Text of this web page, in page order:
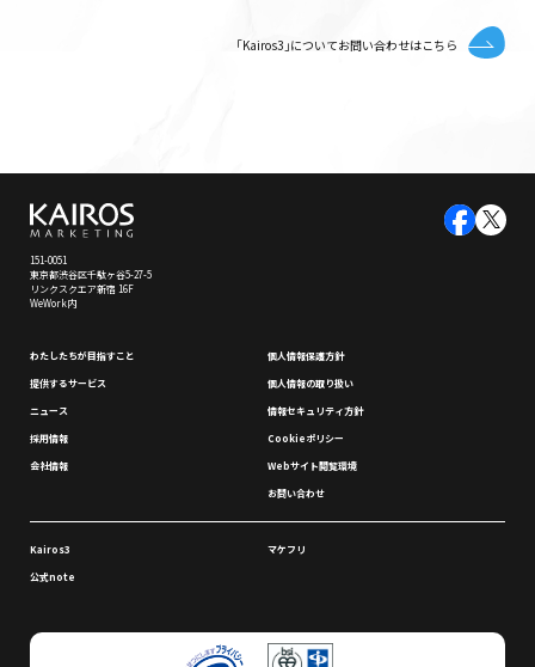
｢Kairos3｣についてお問い合わせはこちら
151-0051
東京都渋谷区千駄ヶ谷5-27-5
リンクスクエア新宿 16F
WeWork内
わたしたちが⽬指すこと
提供するサービス
ニュース
採⽤情報
会社情報
個⼈情報保護⽅針
個⼈情報の取り扱い
情報セキュリティ⽅針
Cookieポリシー
Webサイト閲覧環境
お問い合わせ
Kairos3 マケフリ
公式note